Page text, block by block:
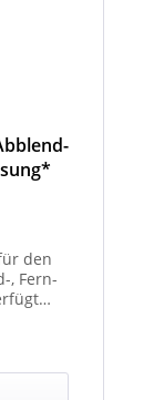
den
, Fern-